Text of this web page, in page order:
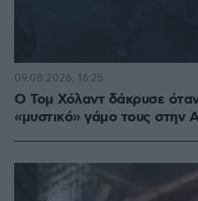
Ο Τομ Χόλαντ δάκρυσε
«μυστικό» γάμο τους στην
09.08.2026, 16:25